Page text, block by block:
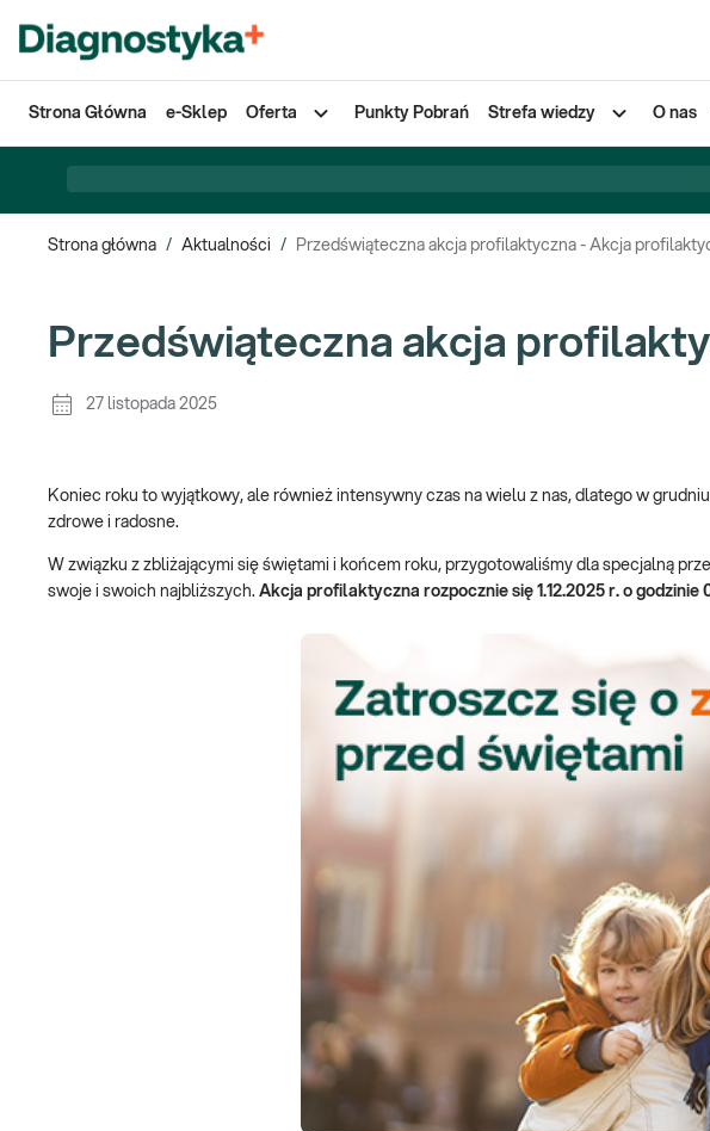
Strona Główna e-Sklep Oferta Punkty Pobrań Strefa wiedzy O nas
Strona główna / Aktualności / Przedświąteczna akcja profilaktyczna - Akcja
Przedświąteczna akcja
27 listopada 2025
Koniec roku to wyjątkowy, ale również intensywny czas na wielu z nas, dlatego w
zdrowe i radosne.
W związku z zbliżającymi się świętami i końcem roku, przygotowaliśmy dla specjalną
swoje i swoich najbliższych. Akcja profilaktyczna rozpocznie się 1.12.2025 r. o godzinie